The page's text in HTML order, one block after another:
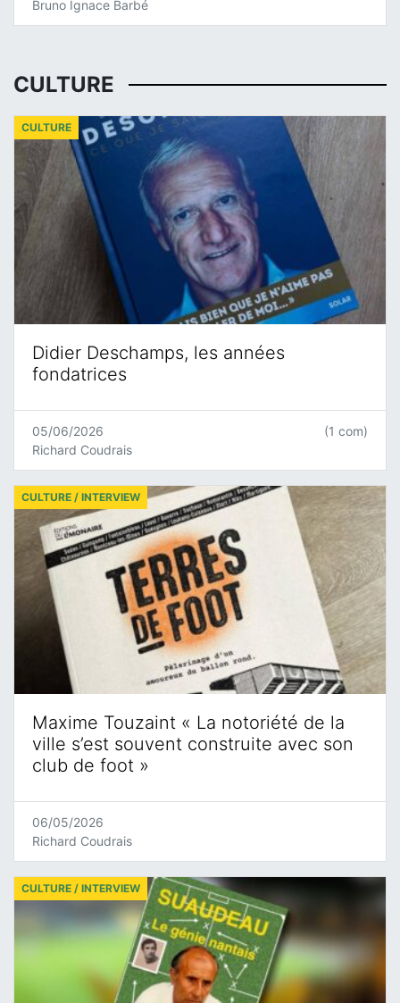
Bruno Ignace Barbé
CULTURE
Didier Deschamps, les années
fondatrices
CULTURE
05/06/2026
Richard Coudrais
(1 com)
Maxime Touzaint « La notoriété de la
ville s’est souvent construite avec son
club de foot »
CULTURE / INTERVIEW
06/05/2026
Richard Coudrais
CULTURE / INTERVIEW